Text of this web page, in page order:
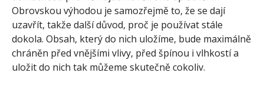
Obrovskou výhodou je samozřejmě to, že se dají
uzavřít, takže další důvod, proč je používat stále
dokola. Obsah, který do nich uložíme, bude maximálně
chráněn před vnějšími vlivy, před špínou i vlhkostí a
uložit do nich tak můžeme skutečně cokoliv.